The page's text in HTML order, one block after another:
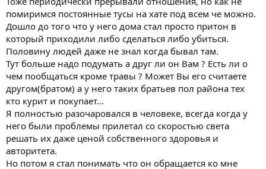
замкнутым, одиноким, но также тянулся тогда к девочкам,
тусам, впискам всяким, и куреву.Курева было много, оно было
дешовое, мы вырубали камни по 500рублей и в целом
наслаждались жизнью. Учёба? Ну она была, но вместе с этими
гулянками, отходила на второй план, из-за постоянных
прогулов, даже пришлось один год брать академ. Жил тогда с
родителями, матерью и отчимом, а отец, к сожалению, умер,
так как был алкоголиком запойным и отравился водкой
палёной, вот такая глупая смерть. На тот момент я жил уже в
другом городе с матерью и отчимом, которого никогда не
любил, он постоянно до меня докапывался во всех даже
мелочах, ну как пример, не закрывал крышку унитаза, ха-ха.
Вот такой он дотошный хрыч. И вдруг в 2009м я в 9м классе
ещё школы - как гром среди неба, звонок, берёт мать и мне
сообщают отец умер. Ну, а что бы вы понимали в отце я души
помиримся постоянные тусы на хате под всем че можно.
Дошло до того что у него дома стал просто притон в
который приходили либо сделаться либо убиться.
Половину людей даже не знал когда бывал там.
Тут больше надо подумать а друг ли он Вам ? Есть ли о
чем пообщаться кроме травы ? Может Вы его считаете
другом(братом) а у него таких братьев пол района тех
кто курит и покупает...
Я полностью разочаровался в человеке, всегда когда у
него были проблемы прилетал со скоростью света
решать их даже ценой собственного здоровья и
авторитета.
Но потом я стал понимать что он обращается ко мне